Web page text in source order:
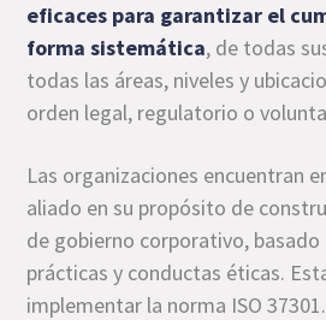
eficaces para garantizar el
forma sistemática, de todas
todas las áreas, niveles y
orden legal, regulatorio o
Las organizaciones encuentran
aliado en su propósito de
de gobierno corporativo, basado
prácticas y conductas éticas.
implementar la norma ISO